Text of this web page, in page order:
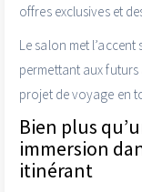
offres exclusives et
Le salon met l’accent
permettant aux
projet de voyage en
Bien plus
immersion
itinérant